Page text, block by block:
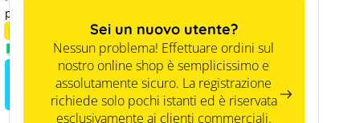
Sei un nuovo utente?
Nessun problema! Effettuare ordini sul
nostro online shop è semplicissimo e
assolutamente sicuro. La registrazione
richiede solo pochi istanti ed è riservata
esclusivamente ai clienti commerciali.
previa registrazione.
Immagine di esempio
Disponibile a magazzino
Registrati per vedere i prezzi